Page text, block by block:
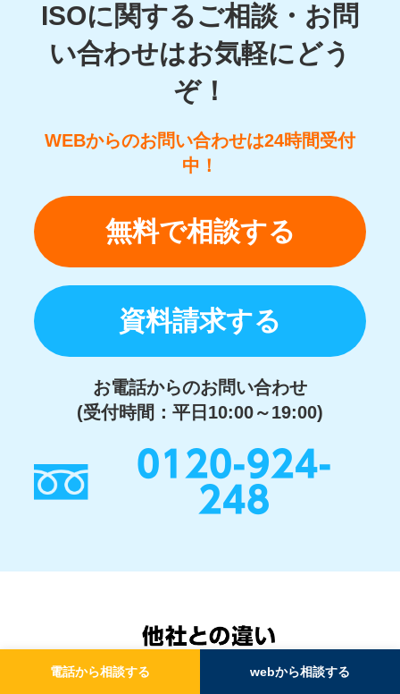
ISOに関するご相談・お問
い合わせはお気軽にどう
ぞ！
WEBからのお問い合わせは24時間受付
中！
無料で相談する
資料請求する
お電話からのお問い合わせ
(受付時間：平日10:00～19:00)
0120-924-
248
電話から相談する webから相談する